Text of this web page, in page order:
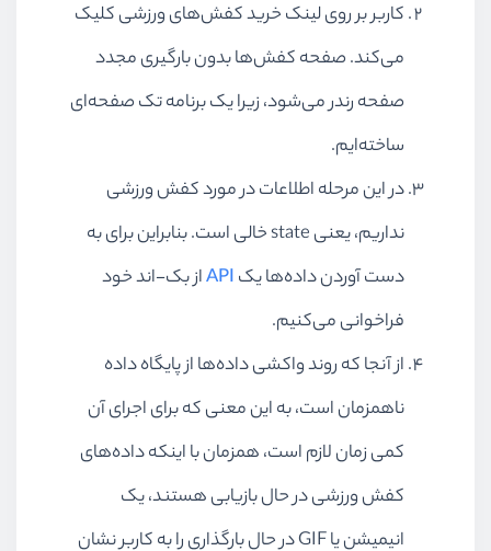
کاربر بر روی لینک خرید کفش‌های ورزشی کلیک
می‌کند. صفحه کفش‌ها بدون بارگیری مجدد
صفحه رندر می‌شود، زیرا یک برنامه تک صفحه‌ای
ساخته‌ایم.
در این مرحله اطلاعات در مورد کفش ورزشی
نداریم، یعنیstateخالی است. بنابراین برای به
دست آوردن داده‌ها یکAPIاز بک-اند خود
فراخوانی می‌کنیم.
از آنجا که روند واکشی داده‌ها از پایگاه داده
ناهمزمان است، به این معنی که برای اجرای آن
کمی زمان لازم است، همزمان با اینکه داده‌های
کفش ورزشی در حال بازیابی هستند، یک
انیمیشن یاGIFدر حال بارگذاری را به کاربر نشان